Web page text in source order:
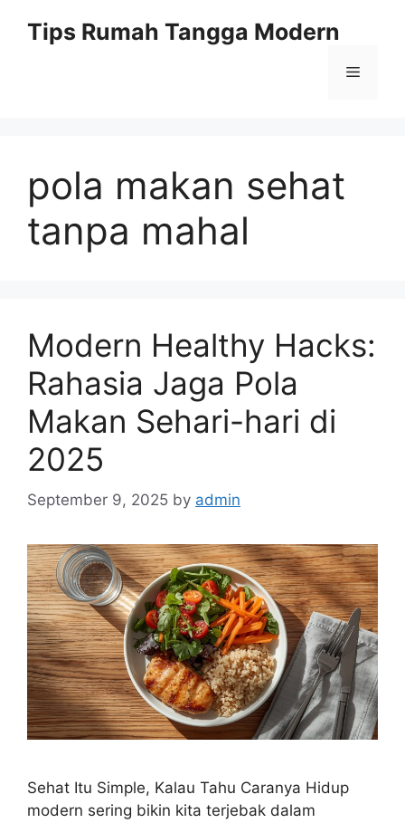
Tips Rumah Tangga Modern
Menu
pola makan sehat
tanpa mahal
Modern Healthy Hacks:
Rahasia Jaga Pola
Makan Sehari-hari di
2025
September 9, 2025 by admin
Sehat Itu Simple, Kalau Tahu Caranya Hidup
modern sering bikin kita terjebak dalam